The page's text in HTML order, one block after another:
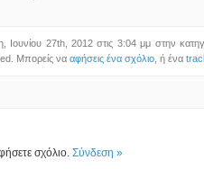
Ιουνίου 27th, 2012 στις 3:04 μμ στην
Μπορείς να αφήσεις ένα σχόλιο, ή ένα
σχόλιο. Σύνδεση »